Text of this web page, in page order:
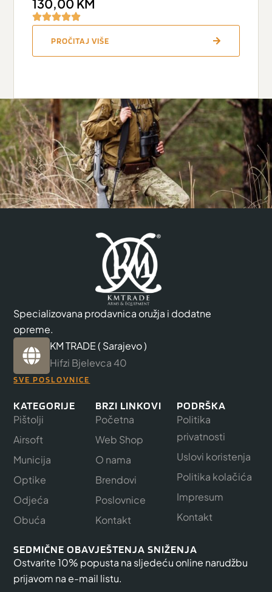
130,00 KM
PROČITAJ VIŠE
Specializovana prodavnica oružja i dodatne
opreme.
KM TRADE ( Sarajevo )
Hifzi Bjelevca 40
SVE POSLOVNICE
KATEGORIJE
Pištolji
Airsoft
Municija
Optike
Odjeća
Obuća
BRZI LINKOVI
Početna
Web Shop
O nama
Brendovi
Poslovnice
Kontakt
PODRŠKA
Politika
privatnosti
Uslovi koristenja
Politika kolačića
Impresum
Kontakt
SEDMIČNE OBAVJEŠTENJA SNIŽENJA
Ostvarite 10% popusta na sljedeću online narudžbu
prijavom na e-mail listu.